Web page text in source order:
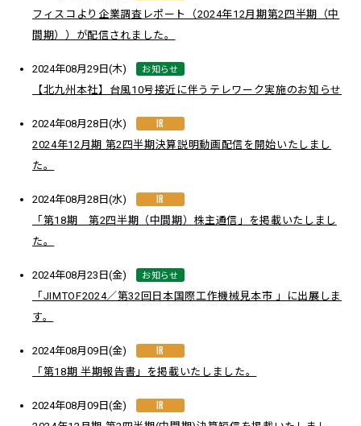
フィスコより企業調査レポート（2024年12月期第2四半期（中
間期））が配信されました。
2024年08月29日(木) お知らせ
【北九州本社】台風10号接近に伴うテレワーク実施のお知らせ
2024年08月28日(水) IR
2024年12月期 第2四半期決算説明動画配信を開始いたしまし
た。
2024年08月28日(水) IR
「第18期 第2四半期（中間期）株主通信」を掲載いたしまし
た。
2024年08月23日(金) お知らせ
「JIMTOF2024／第32回日本国際工作機械見本市 」に出展しま
す。
2024年08月09日(金) IR
「第18期 半期報告書」を掲載いたしました。
2024年08月09日(金) IR